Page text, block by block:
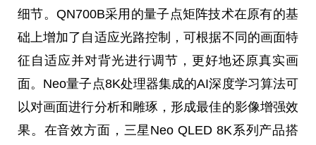
细节。QN700B采用的量子 点矩阵技术在原有的基
础上增加了自适应光路控制，可根据不同的画面特
征自适应并对背光进行调节，更好地还原真实画
面。Neo量子 点8K处理器集成的AI深度学习算法可
以对画面进行分析和雕琢，形成最佳的影像增强效
果。在音效方面，三星Neo QLED 8K系列产品搭